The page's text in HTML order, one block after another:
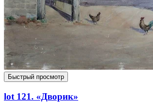
Быстрый просмотр
lot 121. «Дворик»